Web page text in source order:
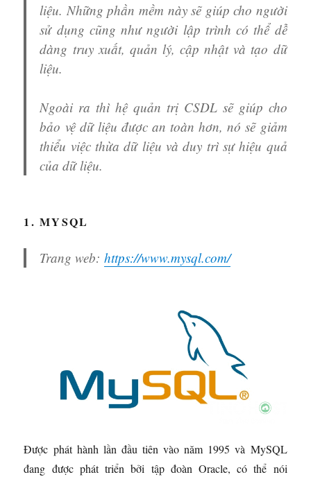
liệu. Những phần mềm này sẽ giúp cho người
sử dụng cũng như người lập trình có thể dễ
dàng truy xuất, quản lý, cập nhật và tạo dữ
liệu.
Ngoài ra thì hệ quản trị CSDL sẽ giúp cho
bảo vệ dữ liệu được an toàn hơn, nó sẽ giảm
thiểu việc thừa dữ liệu và duy trì sự hiệu quả
của dữ liệu.
1. MYSQL
Trang web: https://www.mysql.com/
Được phát hành lần đầu tiên vào năm 1995 và MySQL
đang được phát triển bởi tập đoàn Oracle, có thể nói